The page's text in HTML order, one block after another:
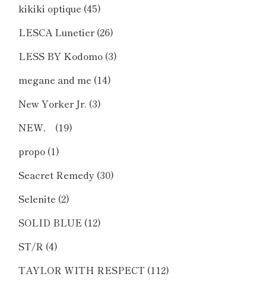
kikiki optique (45)
LESCA Lunetier(26)
LESS BY Kodomo (3)
megane and me (14)
New Yorker Jr. (3)
NEW．
(19)
propo (1)
Seacret Remedy (30)
Selenite (2)
SOLID BLUE (12)
ST/R (4)
TAYLOR WITH RESPECT (112)